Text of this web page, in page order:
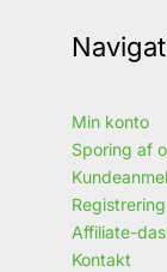
Min konto
Sporing af
Affiliate-
Kontakt